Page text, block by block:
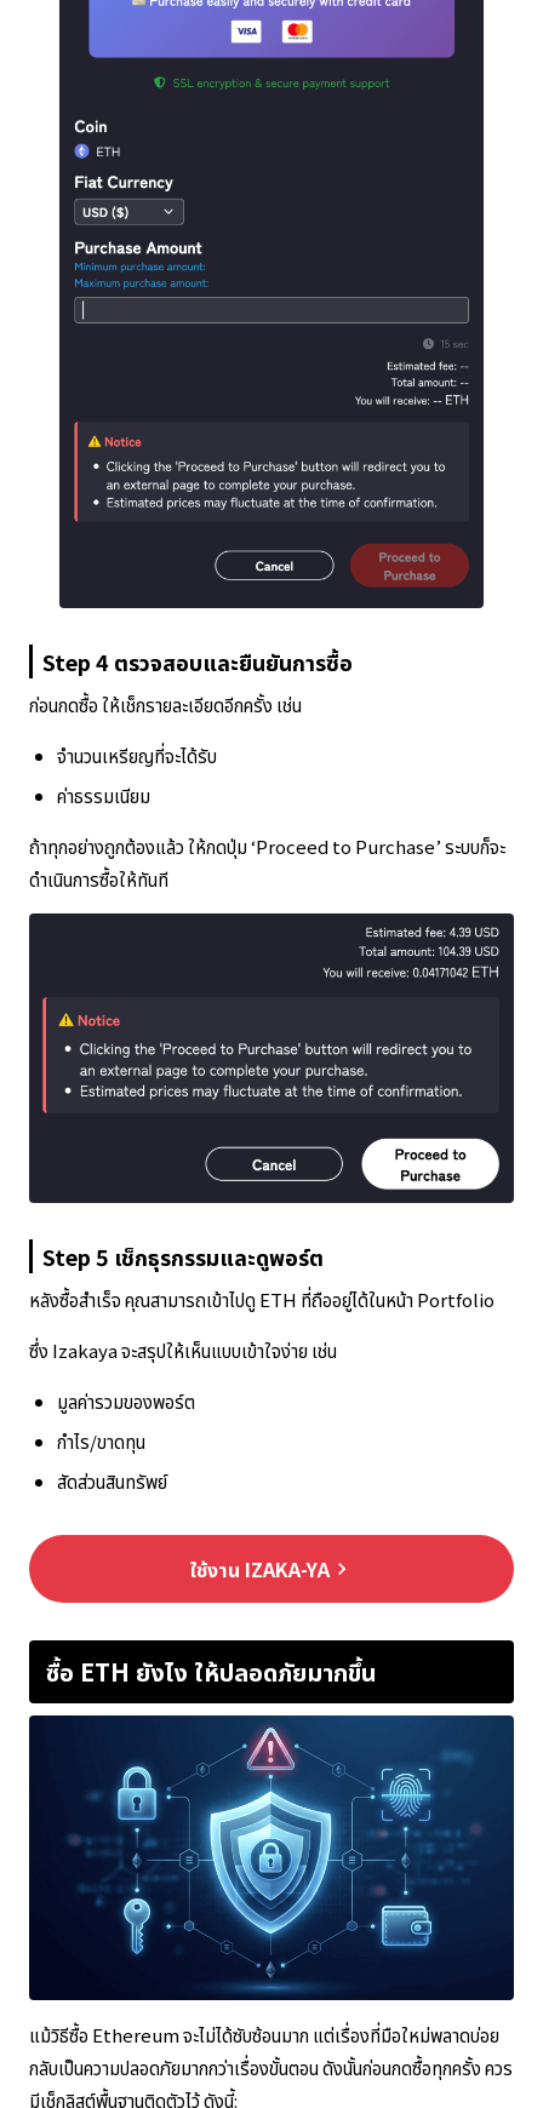
Step 4 ตรวจสอบและยืนยันการซื้อ
ก่อนกดซื้อ ให้เช็กรายละเอียดอีกครั้ง เช่น
จำนวนเหรียญที่จะได้รับ
ค่าธรรมเนียม
ถ้าทุกอย่างถูกต้องแล้ว ให้กดปุ่ม ‘Proceed to Purchase’ ระบบก็จะ
ดำเนินการซื้อให้ทันที
Step 5 เช็กธุรกรรมและดูพอร์ต
หลังซื้อสำเร็จ คุณสามารถเข้าไปดู ETH ที่ถืออยู่ได้ในหน้า Portfolio
ซึ่ง Izakaya จะสรุปให้เห็นแบบเข้าใจง่าย เช่น
มูลค่ารวมของพอร์ต
กำไร/ขาดทุน
สัดส่วนสินทรัพย์
ใช้งาน IZAKA-YA keyboard_arrow_right
ซื้อ ETH ยังไง ให้ปลอดภัยมากขึ้น
แม้วิธีซื้อ Ethereum จะไม่ได้ซับซ้อนมาก แต่เรื่องที่มือใหม่พลาดบ่อย
กลับเป็นความปลอดภัยมากกว่าเรื่องขั้นตอน ดังนั้นก่อนกดซื้อทุกครั้ง ควร
มีเช็กลิสต์พื้นฐานติดตัวไว้ ดังนี้: